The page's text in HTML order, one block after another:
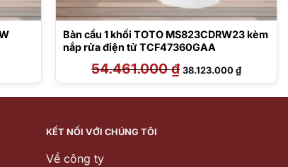
₫.
Bàn cầu 1 khối TOTO MS823CDRW23 kèm
nắp rửa điện tử TCF47360GAA
54.461.000₫ Giá
gốc
là:
38.123.000₫Giá
hiện
tại
KẾT NỐI VỚI CHÚNG TÔI
Về công ty